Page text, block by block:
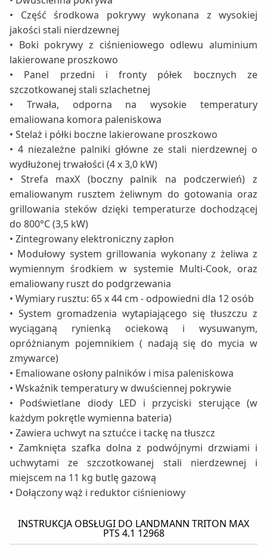
• Część środkowa pokrywy wykonana z wysokiej
jakości stali nierdzewnej
• Boki pokrywy z ciśnieniowego odlewu aluminium
lakierowane proszkowo
• Panel przedni i fronty półek bocznych ze
szczotkowanej stali szlachetnej
• Trwała, odporna na wysokie temperatury
emaliowana komora paleniskowa
• Stelaż i półki boczne lakierowane proszkowo
• 4 niezależne palniki główne ze stali nierdzewnej o
wydłużonej trwałości (4 x 3,0 kW)
• Strefa maxX (boczny palnik na podczerwień) z
emaliowanym rusztem żeliwnym do gotowania oraz
grillowania steków dzięki temperaturze dochodzącej
do 800°C (3,5 kW)
• Zintegrowany elektroniczny zapłon
• Modułowy system grillowania wykonany z żeliwa z
wymiennym środkiem w systemie Multi-Cook, oraz
emaliowany ruszt do podgrzewania
• Wymiary rusztu: 65 x 44 cm - odpowiedni dla 12 osób
• System gromadzenia wytapiającego się tłuszczu z
wyciąganą rynienką ociekową i wysuwanym,
opróżnianym pojemnikiem ( nadają się do mycia w
zmywarce)
• Emaliowane osłony palników i misa paleniskowa
• Wskaźnik temperatury w dwuściennej pokrywie
• Podświetlane diody LED i przyciski sterujące (w
każdym pokrętle wymienna bateria)
• Zawiera uchwyt na sztućce i tackę na tłuszcz
• Zamknięta szafka dolna z podwójnymi drzwiami i
uchwytami ze szczotkowanej stali nierdzewnej i
miejscem na 11 kg butlę gazową
• Dołączony wąż i reduktor ciśnieniowy
INSTRUKCJA OBSŁUGI DO LANDMANN TRITON MAX
PTS 4.1 12968